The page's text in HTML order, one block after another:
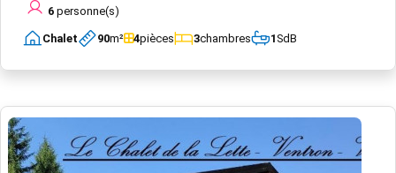
6 personne(s)
Chalet 90m² 4pièces 3chambres 1SdB